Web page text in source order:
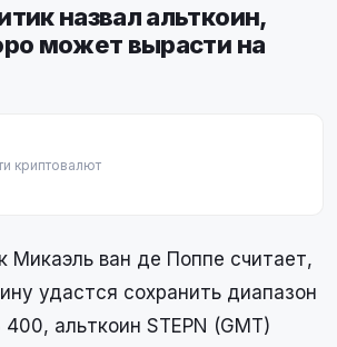
назвал альткоин,
может вырасти на
криптовалют
Микаэль ван де Поппе считает,
удастся сохранить диапазон
альткоин STEPN (GMT)